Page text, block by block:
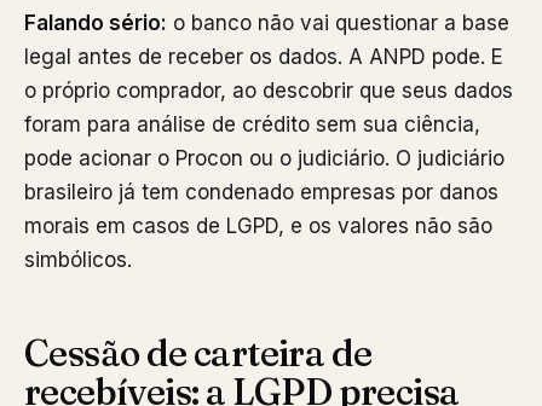
Falando sério: o banco não vai questionar a base
legal antes de receber os dados. A ANPD pode. E
o próprio comprador, ao descobrir que seus dados
foram para análise de crédito sem sua ciência,
pode acionar o Procon ou o judiciário. O judiciário
brasileiro já tem condenado empresas por danos
morais em casos de LGPD, e os valores não são
simbólicos.
Cessão de carteira de
recebíveis: a LGPD precisa